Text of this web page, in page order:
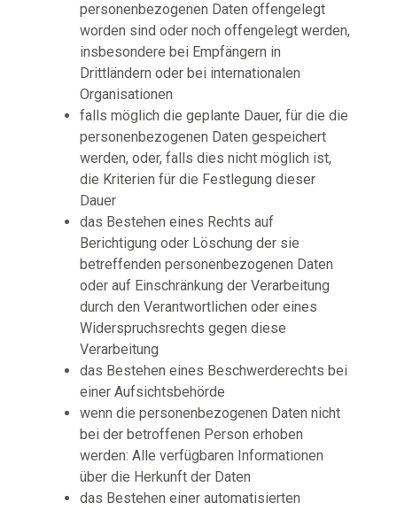
personenbezogenen Daten offengelegt
worden sind oder noch offengelegt werden,
insbesondere bei Empfängern in
Drittländern oder bei internationalen
Organisationen
falls möglich die geplante Dauer, für die die
personenbezogenen Daten gespeichert
werden, oder, falls dies nicht möglich ist,
die Kriterien für die Festlegung dieser
Dauer
das Bestehen eines Rechts auf
Berichtigung oder Löschung der sie
betreffenden personenbezogenen Daten
oder auf Einschränkung der Verarbeitung
durch den Verantwortlichen oder eines
Widerspruchsrechts gegen diese
Verarbeitung
das Bestehen eines Beschwerderechts bei
einer Aufsichtsbehörde
wenn die personenbezogenen Daten nicht
bei der betroffenen Person erhoben
werden: Alle verfügbaren Informationen
über die Herkunft der Daten
das Bestehen einer automatisierten